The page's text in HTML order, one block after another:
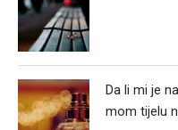
Da li mi je
mom tijelu